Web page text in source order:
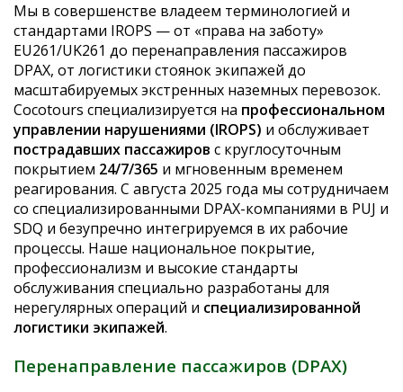
Мы в совершенстве владеем терминологией и
стандартами IROPS — от «права на заботу»
EU261/UK261 до перенаправления пассажиров
DPAX, от логистики стоянок экипажей до
масштабируемых экстренных наземных перевозок.
Cocotours специализируется на профессиональном
управлении нарушениями (IROPS) и обслуживает
пострадавших пассажиров с круглосуточным
покрытием 24/7/365 и мгновенным временем
реагирования. С августа 2025 года мы сотрудничаем
со специализированными DPAX-компаниями в PUJ и
SDQ и безупречно интегрируемся в их рабочие
процессы. Наше национальное покрытие,
профессионализм и высокие стандарты
обслуживания специально разработаны для
нерегулярных операций и специализированной
логистики экипажей.
Перенаправление пассажиров (DPAX)